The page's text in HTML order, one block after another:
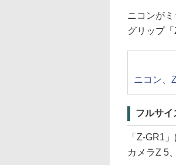
ニコンが
グリップ
ニコン、
フルサイ
「Z-GR1
カメラZ 5